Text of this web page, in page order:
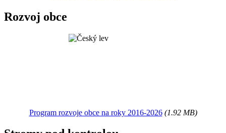
Rozvoj obce
Program rozvoje obce na roky 2016-2026(1.92 MB)